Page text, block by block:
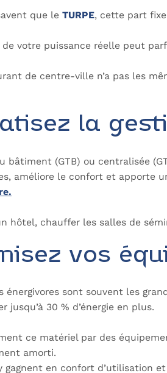
que le TURPE, cette part
votre puissance réelle peut
de centre-ville n’a pas les
la
bâtiment (GTB) ou centralisée
améliore le confort et apporte
hôtel, chauffer les salles de
vos
énergivores sont souvent les
jusqu’à 30 % d’énergie en plus.
ce matériel par des
amorti.
gagnent en confort d’utilisation